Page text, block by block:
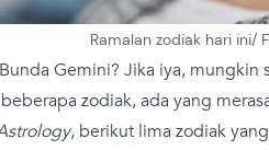
Ramalan zodiak hari ini/
Gemini? Jika iya, mungkin
zodiak, ada yang
, berikut lima zodiak